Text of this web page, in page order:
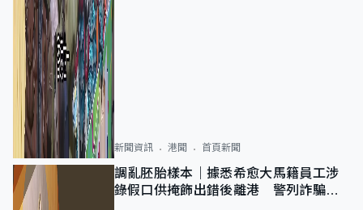
新聞資訊 港聞 首頁新聞
調亂胚胎樣本｜據悉希愈大馬籍員工涉
錄假口供掩飾出錯後離港 警列詐騙